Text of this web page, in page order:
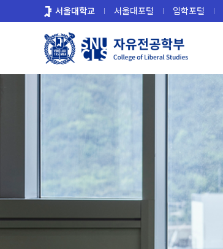
로
서울대학교 서울대포털 입학포털